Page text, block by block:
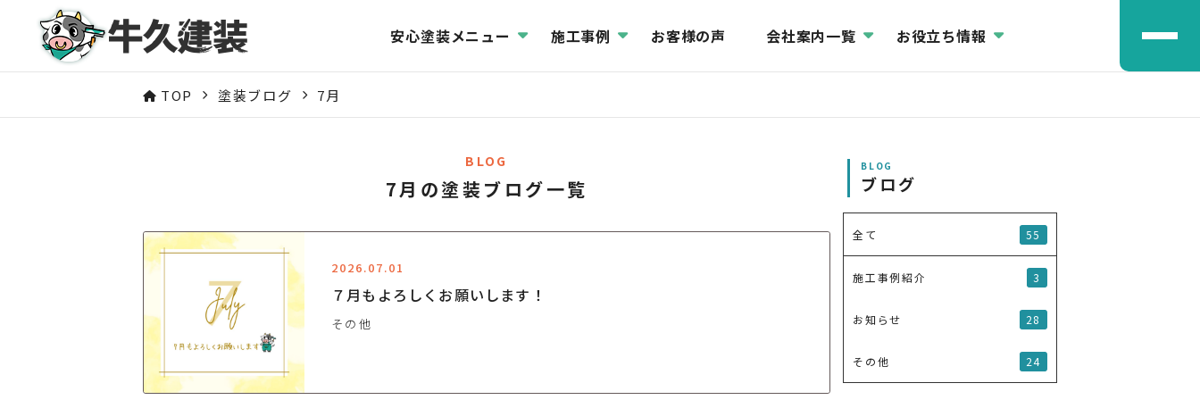
安心塗装メニュー 施工事例 お客様の声 会社案内一覧 お役立ち情報
TOP 塗装ブログ 7月
BLOG
7月の塗装ブログ一覧
2026.07.01
７月もよろしくお願いします！
その他
BLOG
ブログ
全て 55
施工事例紹介 3
お知らせ 28
その他 24